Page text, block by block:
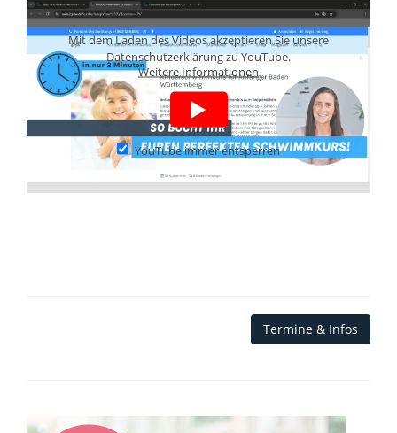
Mit dem Laden des Videos akzeptieren Sie unsere
Datenschutzerklärung zu YouTube.
Weitere Informationen
YouTube immer entsperren
Termine & Infos